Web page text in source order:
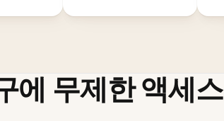
에 무제한 액세스